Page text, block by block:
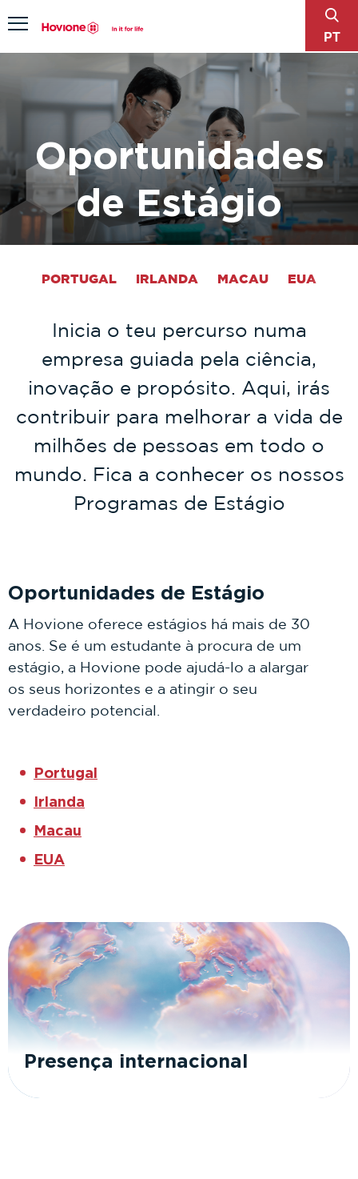
PT
Menu
Oportunidades
de Estágio
PORTUGAL IRLANDA MACAU EUA
Inicia o teu percurso numa
empresa guiada pela ciência,
inovação e propósito. Aqui, irás
contribuir para melhorar a vida de
milhões de pessoas em todo o
mundo. Fica a conhecer os nossos
Programas de Estágio
Oportunidades de Estágio
A Hovione oferece estágios há mais de 30
anos. Se é um estudante à procura de um
estágio, a Hovione pode ajudá-lo a alargar
os seus horizontes e a atingir o seu
verdadeiro potencial.
Portugal
Irlanda
Macau
EUA
Presença internacional